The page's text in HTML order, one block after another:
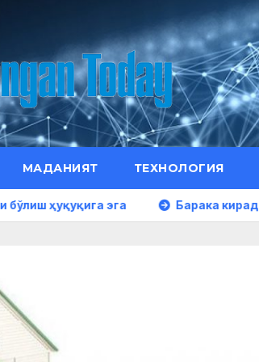
МАДАНИЯТ ТЕХНОЛОГИЯ
эга Барака кирадиган хонадон